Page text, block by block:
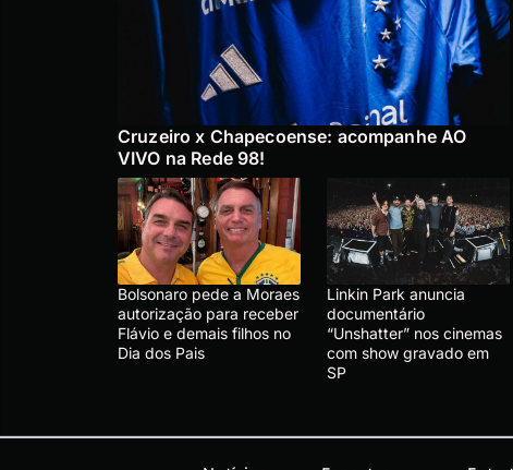
Cruzeiro x Chapecoense: acompanhe AO
VIVO na Rede 98!
Bolsonaro pede a Moraes
autorização para receber
Flávio e demais filhos no
Dia dos Pais
Linkin Park anuncia
documentário
“Unshatter” nos cinemas
com show gravado em
SP